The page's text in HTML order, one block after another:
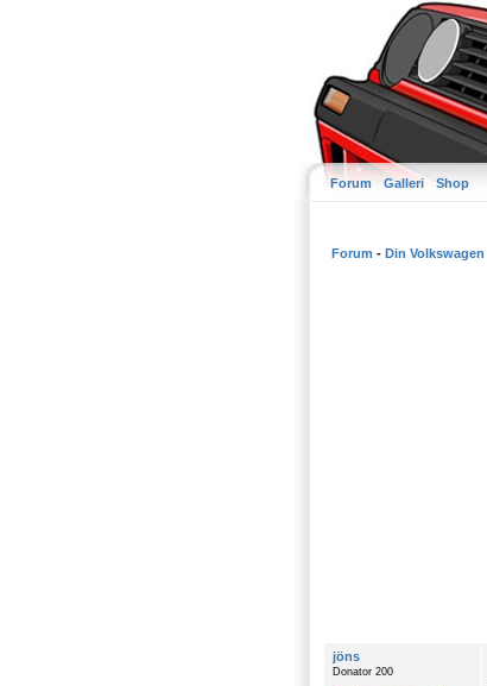
Forum Galleri Shop
Forum - Din Volkswagen
jöns
Donator 200